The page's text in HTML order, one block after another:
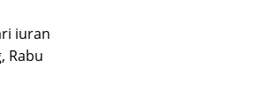
iuran
Rabu